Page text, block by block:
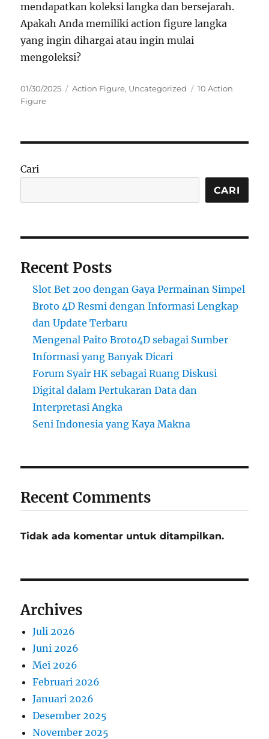
mendapatkan koleksi langka dan bersejarah.
Apakah Anda memiliki action figure langka
yang ingin dihargai atau ingin mulai
mengoleksi?
Posted
on
01/30/2025 Categories
Action Figure, Uncategorized Tags
10 Action
Figure
Cari
CARI
Recent Posts
Slot Bet 200 dengan Gaya Permainan Simpel
Broto 4D Resmi dengan Informasi Lengkap
dan Update Terbaru
Mengenal Paito Broto4D sebagai Sumber
Informasi yang Banyak Dicari
Forum Syair HK sebagai Ruang Diskusi
Digital dalam Pertukaran Data dan
Interpretasi Angka
Seni Indonesia yang Kaya Makna
Recent Comments
Tidak ada komentar untuk ditampilkan.
Archives
Juli 2026
Juni 2026
Mei 2026
Februari 2026
Januari 2026
Desember 2025
November 2025